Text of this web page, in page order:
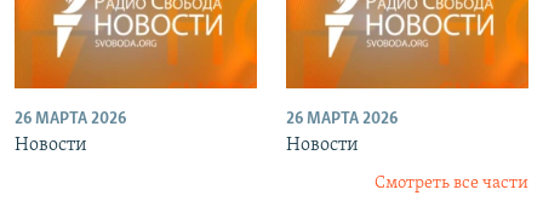
26 МАРТА 2026
Новости
26 МАРТА 2026
Новости
Смотреть все части